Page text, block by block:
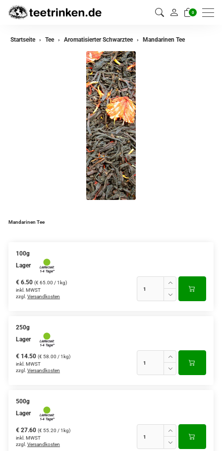
0
zurück
Teemischungen
Rooibos Tee
Aromatisierter Grüntee
Früchtetee
Startseite Tee Aromatisierter Schwarztee Mandarinen Tee
Mandarinen Tee
100g
Lager
€ 6.50 (€ 65.00 / 1kg)
inkl. MWST
zzgl. Versandkosten
250g
Lager
€ 14.50 (€ 58.00 / 1kg)
inkl. MWST
zzgl. Versandkosten
500g
Lager
€ 27.60 (€ 55.20 / 1kg)
inkl. MWST
zzgl. Versandkosten